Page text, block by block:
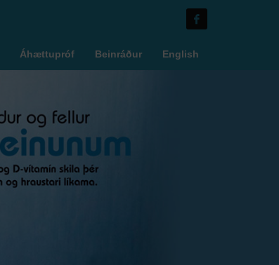
Áhættupróf Beinráður English